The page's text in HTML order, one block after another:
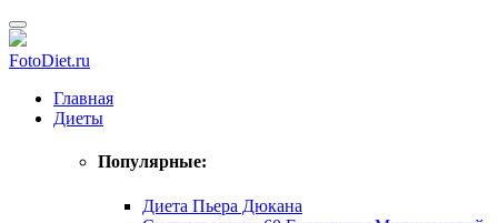
FotoDiet.ru
Главная
Диеты
Популярные:
Диета Пьера Дюкана